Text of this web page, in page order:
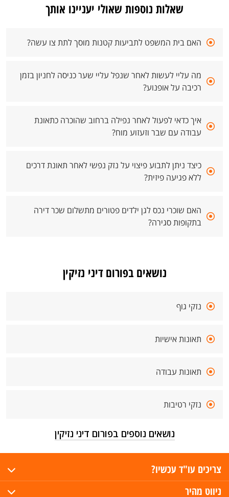
שאלות נוספות שאולי יעניינו אותך
האם בית המשפט לתביעות קטנות מוסך לתת צו עשה?
מה עליי לעשות לאחר שנפל עליי שער כניסה לחניון בזמן
רכיבה על אופנוע?
איך כדאי לפעול לאחר נפילה ברחוב שהוכרה כתאונת
עבודה עם שבר וזעזוע מוח?
כיצד ניתן לתבוע פיצוי על נזק נפשי לאחר תאונת דרכים
ללא פגיעה פיזית?
האם שוכרי נכס לגן ילדים פטורים מתשלום שכר דירה
בתקופות סגירה?
נושאים בפורום דיני נזיקין
נזקי גוף
תאונות אישיות
תאונות עבודה
נזקי רטיבות
נושאים נוספים בפורום דיני נזיקין
צריכים עו"ד עכשיו?
ניווט מהיר